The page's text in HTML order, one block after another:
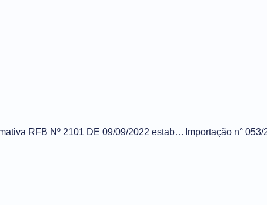
Instrução Normativa RFB Nº 2101 DE 09/09/2022 estabelece requisitos e condições para a realização de operações de importação por conta e ordem de terceiro e por encomenda